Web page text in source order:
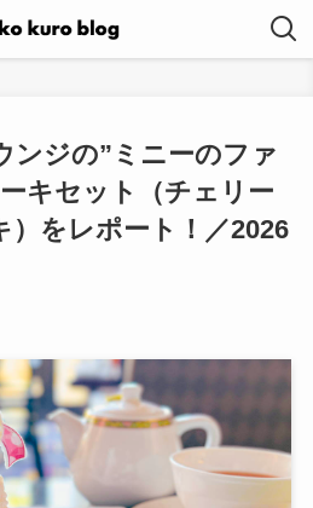
ンジの”ミニーのファ
キセット（チェリー
）をレポート！／2026